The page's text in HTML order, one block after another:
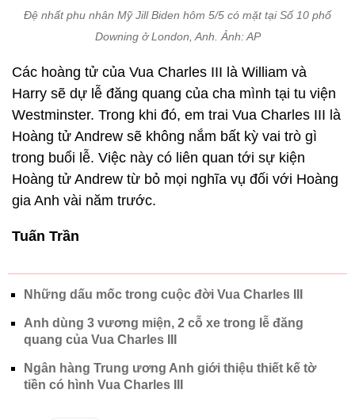
Đệ nhất phu nhân Mỹ Jill Biden hôm 5/5 có mặt tại Số 10 phố
Downing ở London, Anh. Ảnh: AP
Các hoàng tử của Vua Charles III là William và
Harry sẽ dự lễ đăng quang của cha mình tại tu viện
Westminster. Trong khi đó, em trai Vua Charles III là
Hoàng tử Andrew sẽ không nắm bất kỳ vai trò gì
trong buổi lễ. Việc này có liên quan tới sự kiện
Hoàng tử Andrew từ bỏ mọi nghĩa vụ đối với Hoàng
gia Anh vài năm trước.
Tuấn Trần
Những dấu mốc trong cuộc đời Vua Charles III
Anh dùng 3 vương miện, 2 cỗ xe trong lễ đăng
quang của Vua Charles III
Ngân hàng Trung ương Anh giới thiệu thiết kế tờ
tiền có hình Vua Charles III